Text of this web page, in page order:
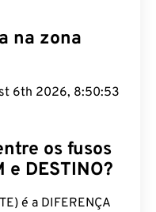
na zona
6th 2026, 8:50:54
os fusos
e DESTINO?
é a DIFERENÇA